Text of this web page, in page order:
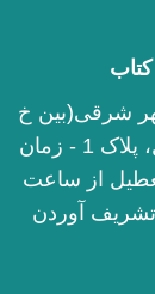
خ روانمهر شرقی(بین خ
12 فروردین و خ فخر رازی)، بن‌بست اوّل، پلاک 1 - زمان
از ساعت
از تشریف آوردن